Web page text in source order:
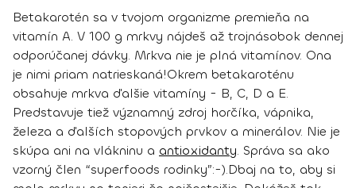
Betakarotén sa v tvojom organizme premieňa na
vitamín A. V 100 g mrkvy nájdeš až trojnásobok dennej
odporúčanej dávky. Mrkva nie je plná vitamínov. Ona
je nimi priam natrieskaná!Okrem betakaroténu
obsahuje mrkva ďalšie vitamíny - B, C, D a E.
Predstavuje tiež významný zdroj horčíka, vápnika,
železa a ďalších stopových prvkov a minerálov. Nie je
skúpa ani na vlákninu a antioxidanty. Správa sa ako
vzorný člen “superfoods rodinky”:-).Dbaj na to, aby si